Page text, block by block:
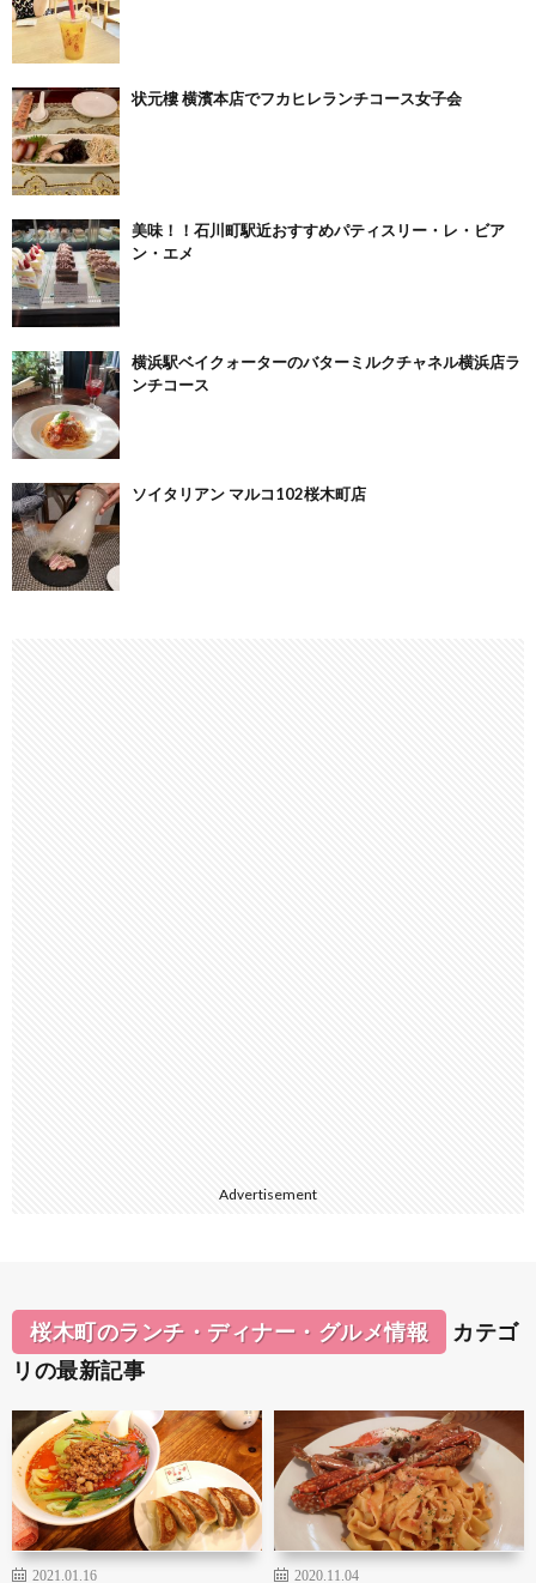
状元樓 横濱本店でフカヒレランチコース女子会
美味！！石川町駅近おすすめパティスリー・レ・ビア
ン・エメ
横浜駅ベイクォーターのバターミルクチャネル横浜店ラ
ンチコース
ソイタリアン マルコ102桜木町店
Advertisement
桜木町のランチ・ディナー・グルメ情報
カテゴ
リの最新記事
2021.01.16 2020.11.04